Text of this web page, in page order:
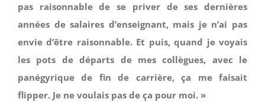
pas raisonnable de se priver de ses dernières
années de salaires d’enseignant, mais je n’ai pas
envie d’être raisonnable. Et puis, quand je voyais
les pots de départs de mes collègues, avec le
panégyrique de fin de carrière, ça me faisait
flipper. Je ne voulais pas de ça pour moi. »